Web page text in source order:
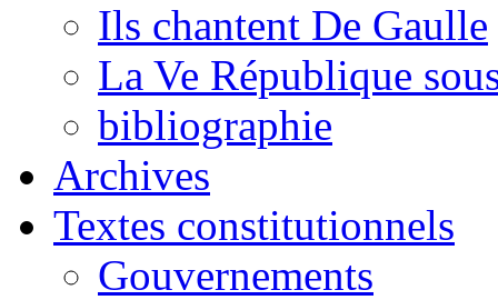
Ils chantent De Gaulle
La Ve République
bibliographie
Archives
Textes constitutionnels
Gouvernements